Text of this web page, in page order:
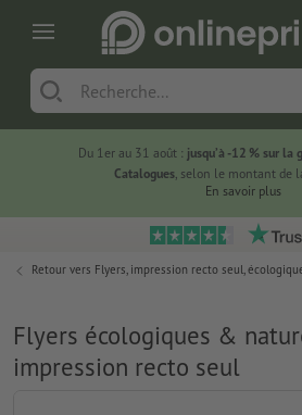
Du 1er au 31 août : jusqu’à -12 % sur la
Catalogues, selon le montant de
En savoir plus
Retour vers Flyers, impression recto seul,
Flyers écologiques &
impression recto seul